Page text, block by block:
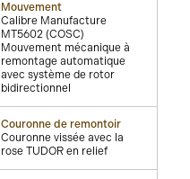
Mouvement
Calibre Manufacture
MT5602 (COSC)
Mouvement mécanique à
remontage automatique
avec système de rotor
bidirectionnel
Couronne de remontoir
Couronne vissée avec la
rose TUDOR en relief